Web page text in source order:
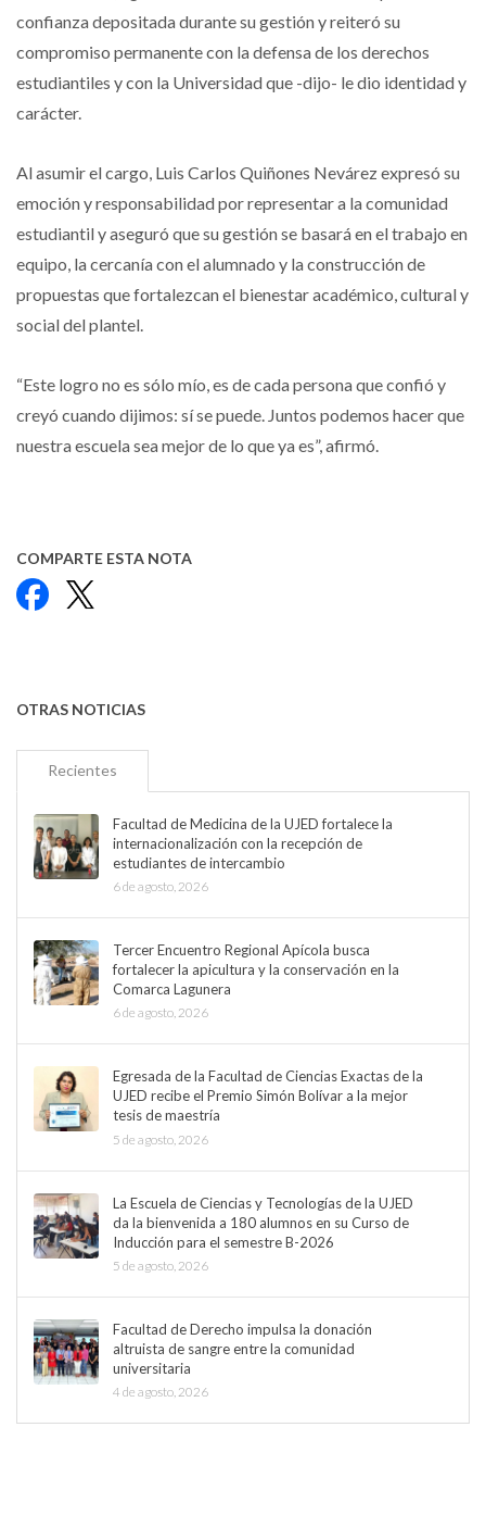
confianza depositada durante su gestión y reiteró su
compromiso permanente con la defensa de los derechos
estudiantiles y con la Universidad que -dijo- le dio identidad y
carácter.
Al asumir el cargo, Luis Carlos Quiñones Nevárez expresó su
emoción y responsabilidad por representar a la comunidad
estudiantil y aseguró que su gestión se basará en el trabajo en
equipo, la cercanía con el alumnado y la construcción de
propuestas que fortalezcan el bienestar académico, cultural y
social del plantel.
“Este logro no es sólo mío, es de cada persona que confió y
creyó cuando dijimos: sí se puede. Juntos podemos hacer que
nuestra escuela sea mejor de lo que ya es”, afirmó.
COMPARTE ESTA NOTA
Facebook
OTRAS NOTICIAS
Recientes
Facultad de Medicina de la UJED fortalece la
internacionalización con la recepción de
estudiantes de intercambio
6 de agosto, 2026
Tercer Encuentro Regional Apícola busca
fortalecer la apicultura y la conservación en la
Comarca Lagunera
6 de agosto, 2026
Egresada de la Facultad de Ciencias Exactas de la
UJED recibe el Premio Simón Bolívar a la mejor
tesis de maestría
5 de agosto, 2026
La Escuela de Ciencias y Tecnologías de la UJED
da la bienvenida a 180 alumnos en su Curso de
Inducción para el semestre B-2026
5 de agosto, 2026
Facultad de Derecho impulsa la donación
altruista de sangre entre la comunidad
universitaria
4 de agosto, 2026